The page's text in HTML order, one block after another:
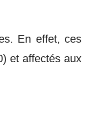
En effet, ces
et affectés aux